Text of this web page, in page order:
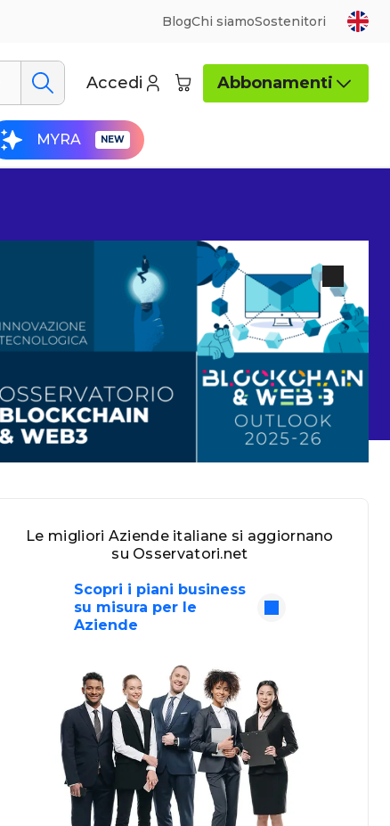
BlogChi siamoSostenitori
Accedi Abbonamenti
MYRA
Le migliori Aziende italiane si aggiornano
su Osservatori.net
Scopri i piani business
su misura per le
Aziende